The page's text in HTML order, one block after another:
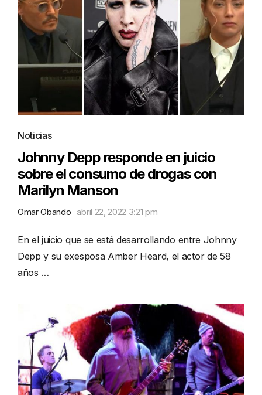
Noticias
Johnny Depp responde en juicio
sobre el consumo de drogas con
Marilyn Manson
Omar Obando abril 22, 2022 3:21 pm
En el juicio que se está desarrollando entre Johnny
Depp y su exesposa Amber Heard, el actor de 58
años …